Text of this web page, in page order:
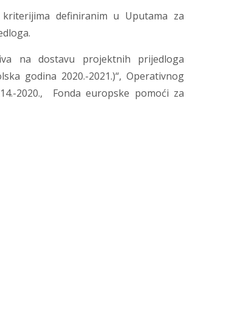
definiranim u Uputama za
na dostavu projektnih prijedloga
godina 2020.-2021.)“, Operativnog
2020., Fonda europske pomoći za